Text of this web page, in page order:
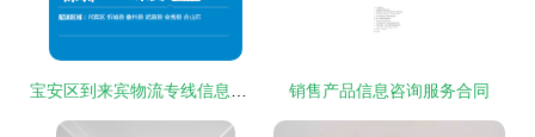
销售产品信息咨询服务合同